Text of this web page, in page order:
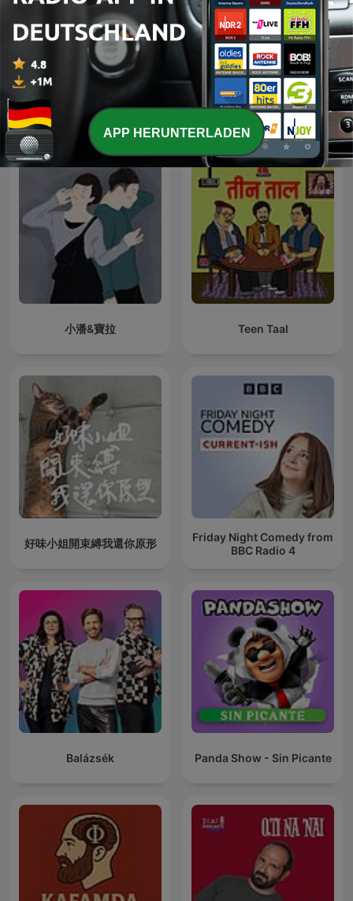
Rádió 1 Pancho Madrigal
小潘&寶拉 Teen Taal
好味小姐開束縛我還你原形
Friday Night Comedy from
BBC Radio 4
Balázsék Panda Show - Sin Picante
APP HERUNTERLADEN